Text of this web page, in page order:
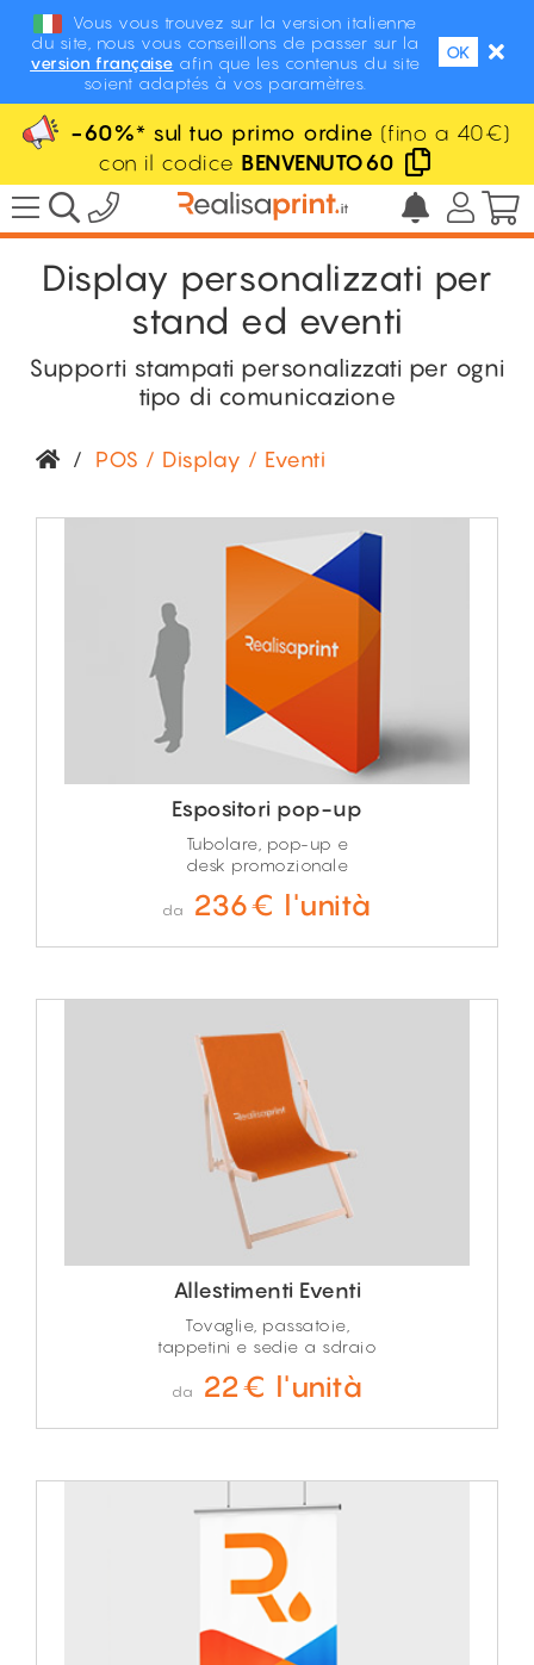
Vous vous trouvez sur la version italienne
du site, nous vous conseillons de passer sur la
version française afin que les contenus du site
soient adaptés à vos paramètres.
OK
-60%* sul tuo primo ordine (fino a 40€)
con il codice BENVENUTO60
Display personalizzati per
stand ed eventi
Supporti stampati personalizzati per ogni
tipo di comunicazione
/ POS / Display / Eventi
Espositori pop-up
Tubolare, pop-up e
desk promozionale
da 236€ l'unità
Allestimenti Eventi
Tovaglie, passatoie,
tappetini e sedie a sdraio
da 22€ l'unità